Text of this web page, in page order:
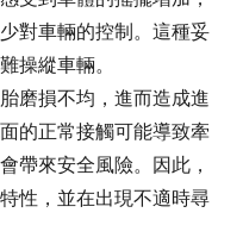
對車輛的控制。這種妥
操縱車輛。
磨損不均，進而造成進
的正常接觸可能導致牽
帶來安全風險。因此，
性，並在出現不適時尋